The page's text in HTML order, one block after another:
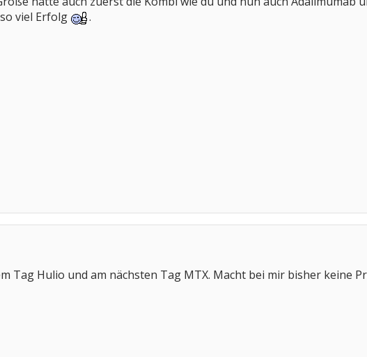
viel Erfolg
.
Tag Hulio und am nächsten Tag MTX. Macht bei mir bisher keine